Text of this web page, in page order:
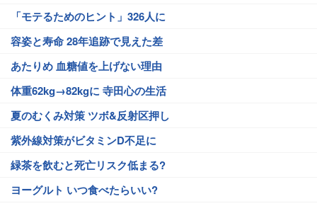
「モテるためのヒント」326人に
容姿と寿命 28年追跡で見えた差
あたりめ 血糖値を上げない理由
体重62kg→82kgに 寺田心の生活
夏のむくみ対策 ツボ&反射区押し
紫外線対策がビタミンD不足に
緑茶を飲むと死亡リスク低まる?
ヨーグルト いつ食べたらいい?